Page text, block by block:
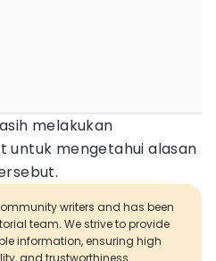
melakukan
untuk mengetahui alasan
writers and has been
team. We strive to provide
information, ensuring high
and trustworthiness.